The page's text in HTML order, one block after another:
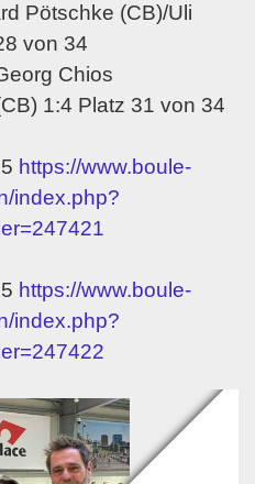
Pötschke (CB)/Uli
von 34
Chios
1:4 Platz 31 von 34
https://www.boule-
index.php?
https://www.boule-
index.php?